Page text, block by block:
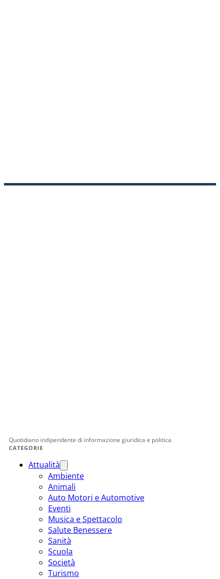
Quotidiano indipendente di informazione giuridica e politica.
CATEGORIE
Attualità
Ambiente
Animali
Auto Motori e Automotive
Eventi
Musica e Spettacolo
Salute Benessere
Sanità
Scuola
Società
Turismo